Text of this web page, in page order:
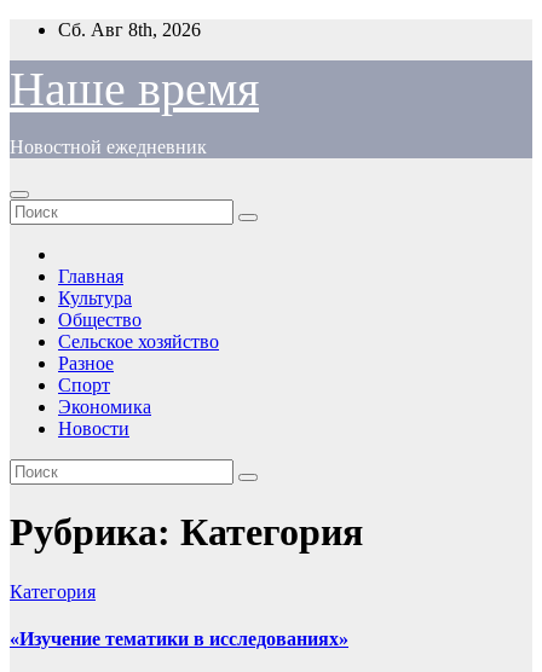
Перейти
содержимому
Сб. Авг 8th, 2026
Наше время
Новостной ежедневник
Главная
Культура
Общество
Сельское хозяйство
Разное
Спорт
Экономика
Новости
Рубрика: Категория
Категория
«Изучение тематики в исследованиях»